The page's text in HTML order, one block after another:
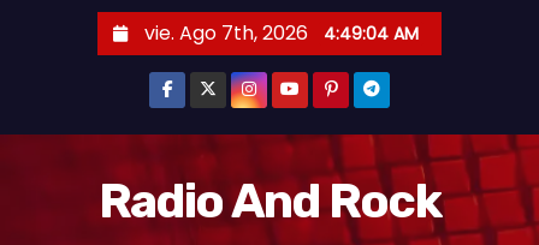
vie. Ago 7th, 2026 4:49:05 AM
Radio And Rock